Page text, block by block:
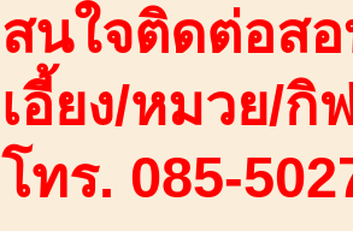
สนใจติดต่อส
เอี้ยง/หมวย/กิ
โทร. 085-